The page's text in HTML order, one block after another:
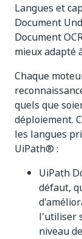
Langues et
Document
Document
mieux adapté
Chaque
quels que
déploiement.
les langues
UiPath® :
UiPath
défaut,
l'utiliser
niveau